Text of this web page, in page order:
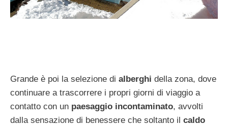
Grande è poi la selezione di alberghi della zona, dove
continuare a trascorrere i propri giorni di viaggio a
contatto con un paesaggio incontaminato, avvolti
dalla sensazione di benessere che soltanto il caldo